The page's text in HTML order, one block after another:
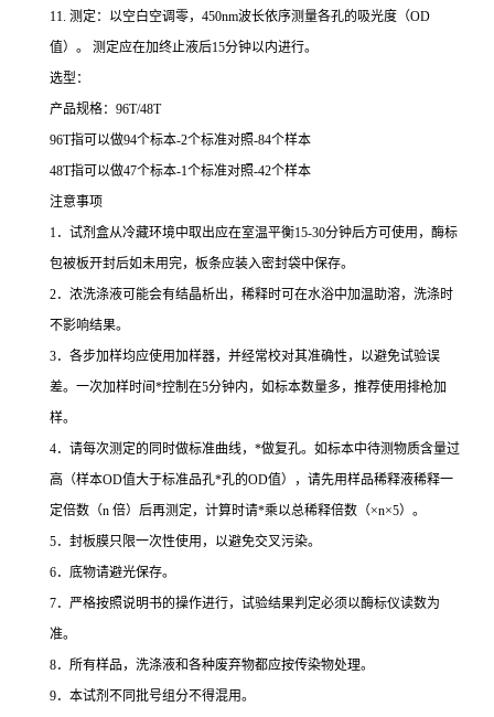
11. 测定：以空白空调零， 450nm波长依序测量各孔的吸光度（OD
值）。
测定应在加终止液后15分钟以内进行。
选型：
产品规格： 96T/48T
96T指可以做94个标本-2个标准对照-84个样本
48T指可以做47个标本-1个标准对照-42个样本
注意事项
1．试剂盒从冷藏环境中取出应在室温平衡15-30分钟后方可使用，酶标
包被板开封后如未用完，板条应装入密封袋中保存。
2．浓洗涤液可能会有结晶析出，稀释时可在水浴中加温助溶，洗涤时
不影响结果。
3．各步加样均应使用加样器，并经常校对其准确性，以避免试验误
差。一次加样时间 *控制在5分钟内，如标本数量多，推荐使用排枪加
样。
4．请每次测定的同时做标准曲线， *做复孔。如标本中待测物质含量过
高（样本OD值大于标准品孔*孔的OD值），请先用样品稀释液稀释一
定倍数（n 倍）后再测定，计算时请*乘以总稀释倍数（×n×5）。
5．封板膜只限一次性使用，以避免交叉污染。
6．底物请避光保存。
7．严格按照说明书的操作进行，试验结果判定必须以酶标仪读数为
准。
8．所有样品，洗涤液和各种废弃物都应按传染物处理。
9．本试剂不同批号组分不得混用。